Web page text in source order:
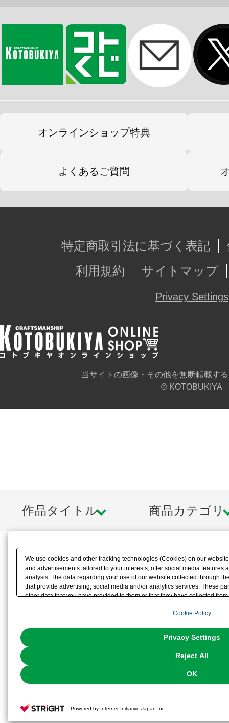
※本製品は再生産です。再生産に伴
ております。
※画像は試作品です。実際の商品と
オンラインショップ特典
よくあるご質問
特定商取引法に基づく表記
利用規約
サイトマップ
Privacy Settings
当サイトの画像・その他を無断転載す
© KOTOBUKIYA
作品タイトル 商品カテゴリ
We use cookies and other tracking technologies (Cookies) on our
and advertisements tailored to your interests, offer social media features
analysis. The data regarding your use of our website collected through
that provide advertising, social media and/or analytics services. These
other data that you have provided to them or that they have collected
the use of all Cookies except for Strictly Necessary Cookies, please
You can change your consent or rejection settings at any time via
Cookie Policy
Privacy Settings
Reject All
OK
Powered by Internet Initiative Japan Inc.